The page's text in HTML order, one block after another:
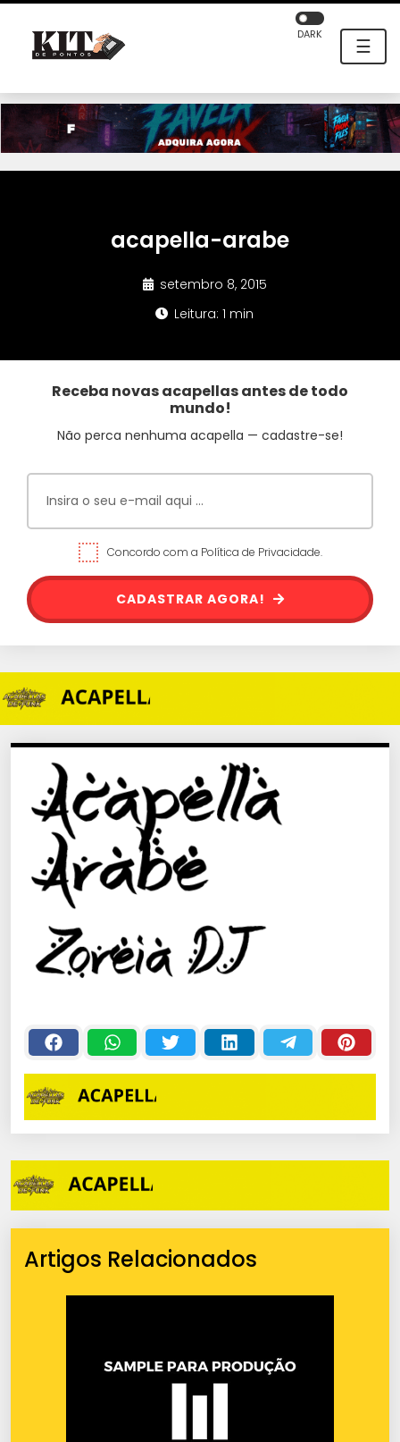
☰
DARK
acapella-arabe
setembro 8, 2015
Leitura: 1 min
Receba novas acapellas antes de todo
mundo!
Não perca nenhuma acapella — cadastre-se!
Concordo com a Política de Privacidade.
CADASTRAR AGORA!
Artigos Relacionados